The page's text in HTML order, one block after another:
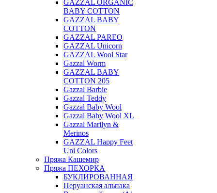
GAZZAL ORGANIC
BABY COTTON
GAZZAL BABY
COTTON
GAZZAL PAREO
GAZZAL Unicorn
GAZZAL Wool Star
Gazzal Worm
GAZZAL BABY
COTTON 205
Gazzal Barbie
Gazzal Teddy
Gazzal Baby Wool
Gazzal Baby Wool XL
Gazzal Marilyn &
Merinos
GAZZAL Happy Feet
Uni Colors
Пряжа Кашемир
Пряжа ПЕХОРКА
БУКЛИРОВАННАЯ
Перуанская альпака